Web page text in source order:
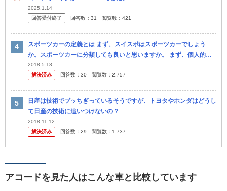
2025.1.14
回答受付終了
回答数： 31 閲覧数： 421
スポーツカーの定義とは まず、スイスポはスポーツカーでしょう
か。スポーツカーに分類しても良いと思いますか。 まず、個人的見
解から(と言っても自分は高校生なので父の意見) 父はZC33Sを入庫
し...
2018.5.18
解決済み
回答数： 30 閲覧数： 2,757
日産は技術でブッちぎっているそうですが、トヨタやホンダはどうし
て日産の技術に追いつけないの？
2018.11.12
解決済み
回答数： 29 閲覧数： 1,737
アコードを見た人はこんな車と比較しています